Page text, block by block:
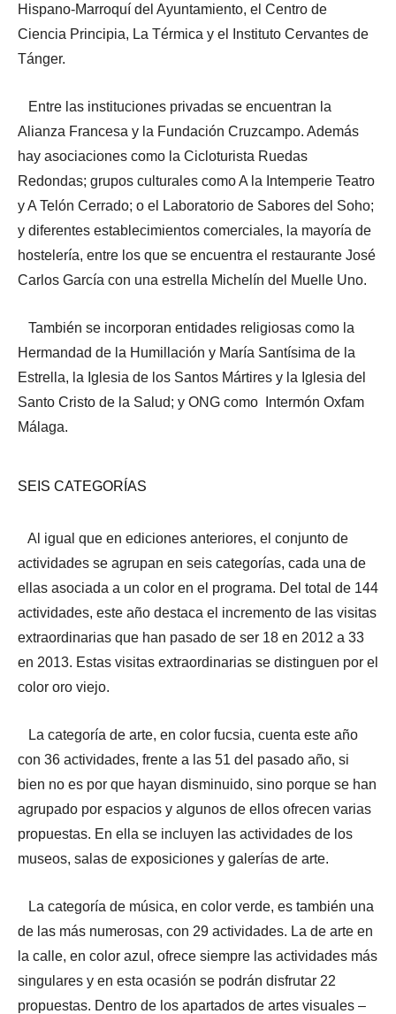
Hispano-Marroquí del Ayuntamiento, el Centro de
Ciencia Principia, La Térmica y el Instituto Cervantes de
Tánger.
Entre las instituciones privadas se encuentran la
Alianza Francesa y la Fundación Cruzcampo. Además
hay asociaciones como la Cicloturista Ruedas
Redondas; grupos culturales como A la Intemperie Teatro
y A Telón Cerrado; o el Laboratorio de Sabores del Soho;
y diferentes establecimientos comerciales, la mayoría de
hostelería, entre los que se encuentra el restaurante José
Carlos García con una estrella Michelín del Muelle Uno.
También se incorporan entidades religiosas como la
Hermandad de la Humillación y María Santísima de la
Estrella, la Iglesia de los Santos Mártires y la Iglesia del
Santo Cristo de la Salud; y ONG como Intermón Oxfam
Málaga.
SEIS CATEGORÍAS
Al igual que en ediciones anteriores, el conjunto de
actividades se agrupan en seis categorías, cada una de
ellas asociada a un color en el programa. Del total de 144
actividades, este año destaca el incremento de las visitas
extraordinarias que han pasado de ser 18 en 2012 a 33
en 2013. Estas visitas extraordinarias se distinguen por el
color oro viejo.
La categoría de arte, en color fucsia, cuenta este año
con 36 actividades, frente a las 51 del pasado año, si
bien no es por que hayan disminuido, sino porque se han
agrupado por espacios y algunos de ellos ofrecen varias
propuestas. En ella se incluyen las actividades de los
museos, salas de exposiciones y galerías de arte.
La categoría de música, en color verde, es también una
de las más numerosas, con 29 actividades. La de arte en
la calle, en color azul, ofrece siempre las actividades más
singulares y en esta ocasión se podrán disfrutar 22
propuestas. Dentro de los apartados de artes visuales –